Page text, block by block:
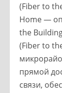
(Fiber to
Home —
the
(Fiber to
прямой
связи,